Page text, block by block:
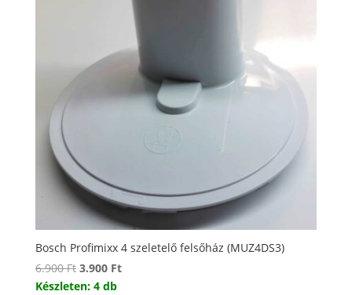
Bosch Profimixx 4 szeletelő felsőház (MUZ4DS3)
6.900Ft Original
price
3.900 FtCurrent
Készleten: 4 db